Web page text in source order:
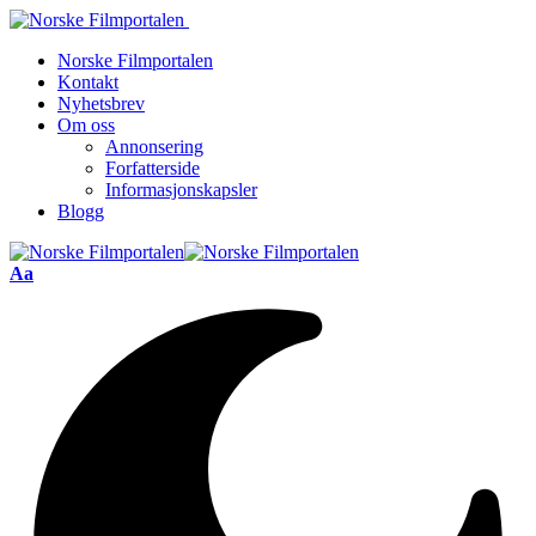
Norske Filmportalen
Kontakt
Nyhetsbrev
Om oss
Annonsering
Forfatterside
Informasjonskapsler
Blogg
Font
Aa